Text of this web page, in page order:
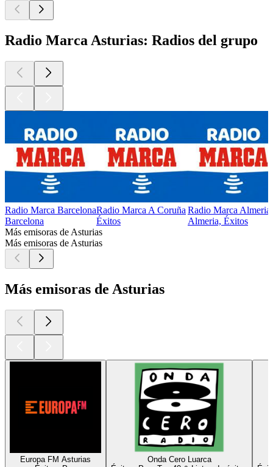
Radio Marca Asturias: Radios del grupo
Radio Marca Barcelona
Barcelona
Radio Marca A Coruña
Éxitos
Radio Marca Almeria
Almeria, Éxitos
Más emisoras de Asturias
Más emisoras de Asturias
Más emisoras de Asturias
Europa FM Asturias
Onda Cero Luarca